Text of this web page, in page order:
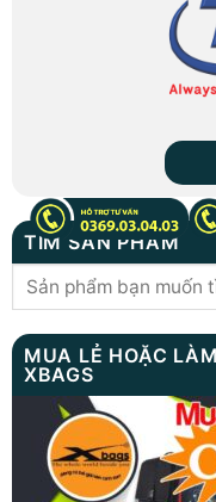
TÌM SẢN PHẨM
Tìm
MUA LẺ HOẶC
XBAGS